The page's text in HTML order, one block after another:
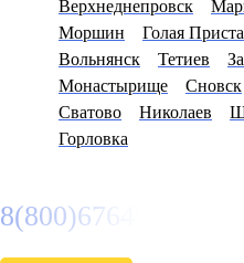
Верхнеднепровск
Моршин
Голая
Вольнянск
Тетиев
Монастырище
Сновск
Сватово
Николаев
Горловка
8(800)6764935